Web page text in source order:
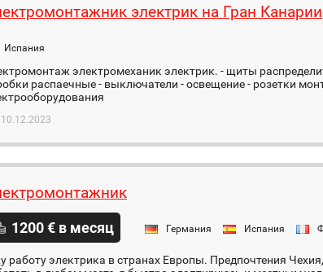
электрик на Гран Канарии
Испания
электромеханик электрик. - щиты
распаечные - выключатели - освещение - розетки
10.12.2023
1200 € в месяц Германия Испания
работу электрика в странах Европы. Предпочтения